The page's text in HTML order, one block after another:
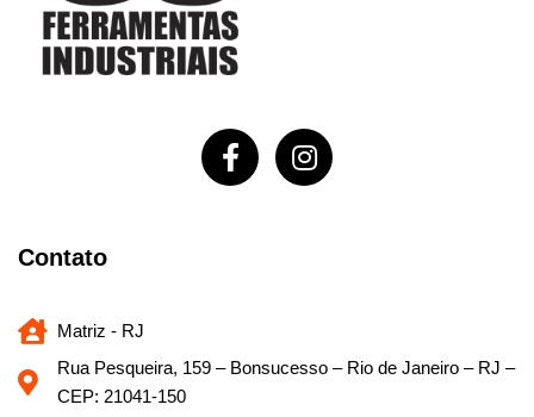
Contato
Matriz - RJ
Rua Pesqueira, 159 – Bonsucesso – Rio de Janeiro – RJ –
CEP: 21041-150